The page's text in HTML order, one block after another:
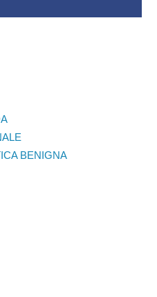
BENIGNA